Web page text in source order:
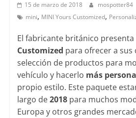
15 de marzo de 2018 mospotter84
mini, MINI Yours Customized,
El fabricante británico presenta
Customized para ofrecer a sus
selección de productos para
vehículo y hacerlo más
propio estilo. Este paquete
largo de2018para muchos
Europa y otros grandes